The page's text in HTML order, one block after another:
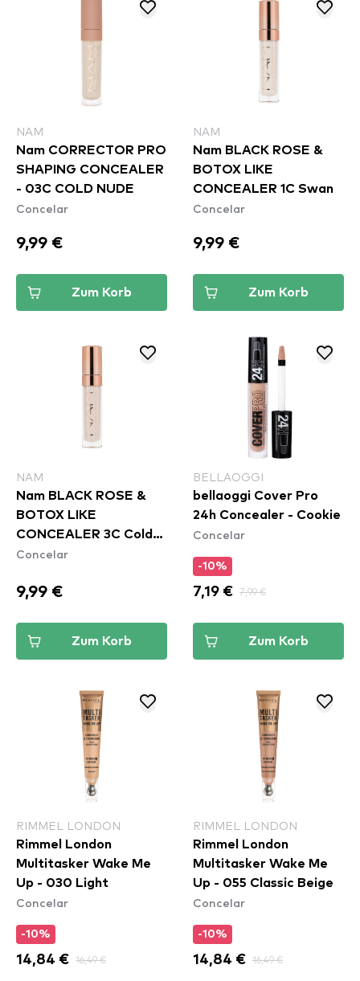
NAM
Nam CORRECTOR PRO
SHAPING CONCEALER
- 03C COLD NUDE
Concelar
9,99 €
Zum Korb
NAM
Nam BLACK ROSE &
BOTOX LIKE
CONCEALER 1C Swan
Concelar
9,99 €
Zum Korb
NAM
Nam BLACK ROSE &
BOTOX LIKE
CONCEALER 3C Cold
Nude
Concelar
9,99 €
Zum Korb
BELLAOGGI
bellaoggi Cover Pro
24h Concealer - Cookie
Concelar
-10%
7,19 € 7,99 €
Zum Korb
RIMMEL LONDON
Rimmel London
Multitasker Wake Me
Up - 030 Light
Concelar
-10%
14,84 € 16,49 €
RIMMEL LONDON
Rimmel London
Multitasker Wake Me
Up - 055 Classic Beige
Concelar
-10%
14,84 € 16,49 €